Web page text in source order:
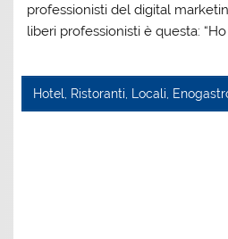
professionisti del digital
liberi professionisti è questa:
Hotel, Ristoranti, Locali,